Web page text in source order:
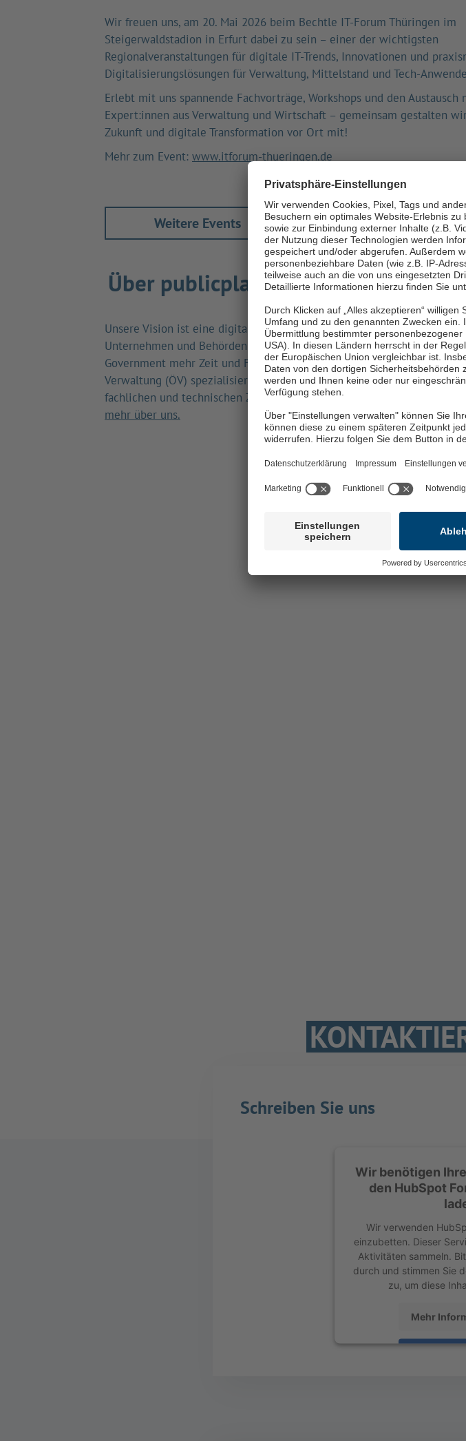
Wir freuen uns, am 20. Mai 2026 beim Bechtle IT-Forum Thüringen im
Steigerwaldstadion in Erfurt dabei zu sein – einer der wichtigsten
Regionalveranstaltungen für digitale IT-Trends, Innovationen und
Digitalisierungslösungen für Verwaltung, Mittelstand und Tech-
Erlebt mit uns spannende Fachvorträge, Workshops und den Austausch
Expert:innen aus Verwaltung und Wirtschaft – gemeinsam gestalten
Zukunft und digitale Transformation vor Ort mit!
Mehr zum Event: www.itforum-thueringen.de
Weitere Events
Über publicplan
Unsere Vision ist eine digitalere öffentliche Verwaltung, die
Unternehmen und Behörden durch die Nutzung von Open-Source-
Government mehr Zeit und Freiheit schenkt. Da wir zu 100 % auf die
Verwaltung (ÖV) spezialisiert sind, verstehen wir die politischen,
fachlichen und technischen Zusammenhänge sowie Abhängigkeiten.
mehr über uns.
Schreiben Sie uns
Wir benötigen
den HubSpot
Wir verwenden
einzubetten. Dieser
Aktivitäten sammeln.
durch und stimmen Sie
zu, um diese
Mehr